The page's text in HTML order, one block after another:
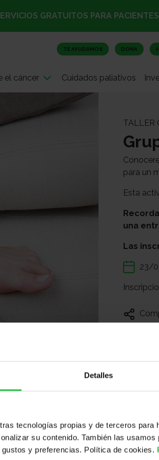
Detalles
tecnologías propias y de terceros para
su contenido. También las
y preferencias. Política de cookies.
GRATUITOS PARA
TE AYUDAMOS DONA
el cáncer Cuidados paliativos
TALLER
para un
Esta
una
Las
23/